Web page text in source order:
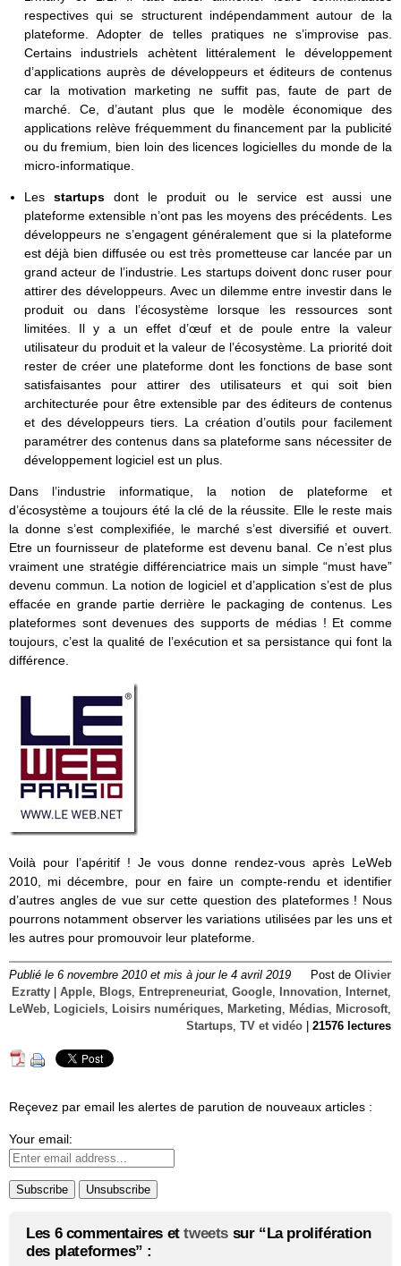
respectives qui se structurent indépendamment autour de la
plateforme. Adopter de telles pratiques ne s’improvise pas.
Certains industriels achètent littéralement le développement
d’applications auprès de développeurs et éditeurs de contenus
car la motivation marketing ne suffit pas, faute de part de
marché. Ce, d’autant plus que le modèle économique des
applications relève fréquemment du financement par la publicité
ou du fremium, bien loin des licences logicielles du monde de la
micro-informatique.
Les startupsdont le produit ou le service est aussi une
plateforme extensible n’ont pas les moyens des précédents. Les
développeurs ne s’engagent généralement que si la plateforme
est déjà bien diffusée ou est très prometteuse car lancée par un
grand acteur de l’industrie. Les startups doivent donc ruser pour
attirer des développeurs. Avec un dilemme entre investir dans le
produit ou dans l’écosystème lorsque les ressources sont
limitées. Il y a un effet d’œuf et de poule entre la valeur
utilisateur du produit et la valeur de l’écosystème. La priorité doit
rester de créer une plateforme dont les fonctions de base sont
satisfaisantes pour attirer des utilisateurs et qui soit bien
architecturée pour être extensible par des éditeurs de contenus
et des développeurs tiers. La création d’outils pour facilement
paramétrer des contenus dans sa plateforme sans nécessiter de
développement logiciel est un plus.
Dans l’industrie informatique, la notion de plateforme et
d’écosystème a toujours été la clé de la réussite. Elle le reste mais
la donne s’est complexifiée, le marché s’est diversifié et ouvert.
Etre un fournisseur de plateforme est devenu banal. Ce n’est plus
vraiment une stratégie différenciatrice mais un simple “must have”
devenu commun. La notion de logiciel et d’application s’est de plus
effacée en grande partie derrière le packaging de contenus. Les
plateformes sont devenues des supports de médias ! Et comme
toujours, c’est la qualité de l’exécution et sa persistance qui font la
différence.
Voilà pour l’apéritif ! Je vous donne rendez-vous après LeWeb
2010, mi décembre, pour en faire un compte-rendu et identifier
d’autres angles de vue sur cette question des plateformes ! Nous
pourrons notamment observer les variations utilisées par les uns et
les autres pour promouvoir leur plateforme.
Publié le 6 novembre 2010 et mis à jour le 4 avril 2019 Post de Olivier
Ezratty
Apple, Blogs, Entrepreneuriat, Google, Innovation, Internet,
LeWeb, Logiciels, Loisirs numériques, Marketing, Médias, Microsoft,
Startups, TV et vidéo 21576 lectures
Reçevez par email les alertes de parution de nouveaux articles :
Your email:
Les 6 commentaires ettweets sur “La prolifération
des plateformes” :